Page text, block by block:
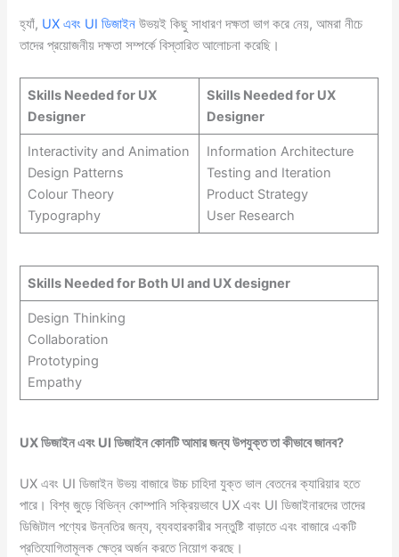
হ্যাঁ, UX এবং UI ডিজাইন উভয়ই কিছু সাধারণ দক্ষতা ভাগ করে নেয়, আমরা নীচে
তাদের প্রয়োজনীয় দক্ষতা সম্পর্কে বিস্তারিত আলোচনা করেছি।
Skills Needed for UX
Designer
Skills Needed for UX
Designer
Interactivity and Animation
Design Patterns
Colour Theory
Typography
Information Architecture
Testing and Iteration
Product Strategy
User Research
Skills Needed for Both UI and UX designer
Design Thinking
Collaboration
Prototyping
Empathy
UX ডিজাইন এবং UI ডিজাইন কোনটি আমার জন্য উপযুক্ত তা কীভাবে জানব?
UX এবং UI ডিজাইন উভয় বাজারে উচ্চ চাহিদা যুক্ত ভাল বেতনের ক্যারিয়ার হতে
পারে। বিশ্ব জুড়ে বিভিন্ন কোম্পানি সক্রিয়ভাবে UX এবং UI ডিজাইনারদের তাদের
ডিজিটাল পণ্যের উন্নতির জন্য, ব্যবহারকারীর সন্তুষ্টি বাড়াতে এবং বাজারে একটি
প্রতিযোগিতামূলক ক্ষেত্রঅর্জন করতে নিয়োগ করছে।